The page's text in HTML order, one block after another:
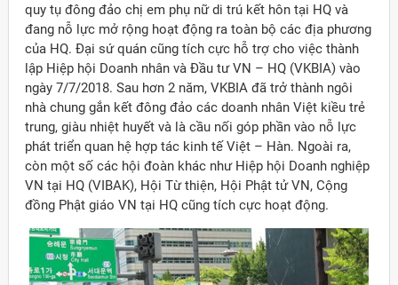
quy tụ đông đảo chị em phụ nữ di trú kết hôn tại HQ và
đang nỗ lực mở rộng hoạt động ra toàn bộ các địa phương
của HQ. Đại sứ quán cũng tích cực hỗ trợ cho việc thành
lập Hiệp hội Doanh nhân và Đầu tư VN – HQ (VKBIA) vào
ngày 7/7/2018. Sau hơn 2 năm, VKBIA đã trở thành ngôi
nhà chung gắn kết đông đảo các doanh nhân Việt kiều trẻ
trung, giàu nhiệt huyết và là cầu nối góp phần vào nỗ lực
phát triển quan hệ hợp tác kinh tế Việt – Hàn. Ngoài ra,
còn một số các hội đoàn khác như Hiệp hội Doanh nghiệp
VN tại HQ (VIBAK), Hội Từ thiện, Hội Phật tử VN, Cộng
đồng Phật giáo VN tại HQ cũng tích cực hoạt động.